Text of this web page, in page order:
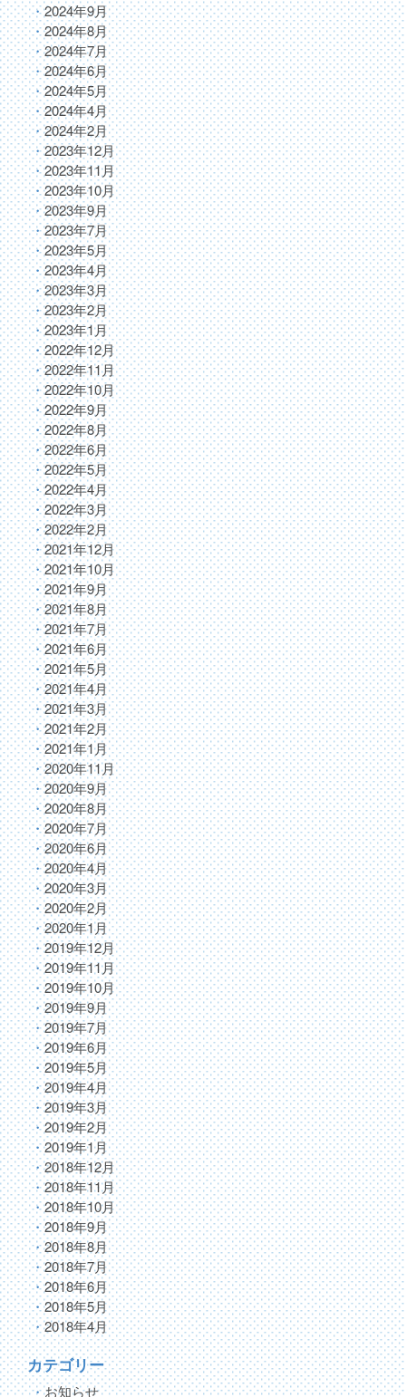
2024年9月
2024年8月
2024年7月
2024年6月
2024年5月
2024年4月
2024年2月
2023年12月
2023年11月
2023年10月
2023年9月
2023年7月
2023年5月
2023年4月
2023年3月
2023年2月
2023年1月
2022年12月
2022年11月
2022年10月
2022年9月
2022年8月
2022年6月
2022年5月
2022年4月
2022年3月
2022年2月
2021年12月
2021年10月
2021年9月
2021年8月
2021年7月
2021年6月
2021年5月
2021年4月
2021年3月
2021年2月
2021年1月
2020年11月
2020年9月
2020年8月
2020年7月
2020年6月
2020年4月
2020年3月
2020年2月
2020年1月
2019年12月
2019年11月
2019年10月
2019年9月
2019年7月
2019年6月
2019年5月
2019年4月
2019年3月
2019年2月
2019年1月
2018年12月
2018年11月
2018年10月
2018年9月
2018年8月
2018年7月
2018年6月
2018年5月
2018年4月
カテゴリー
お知らせ